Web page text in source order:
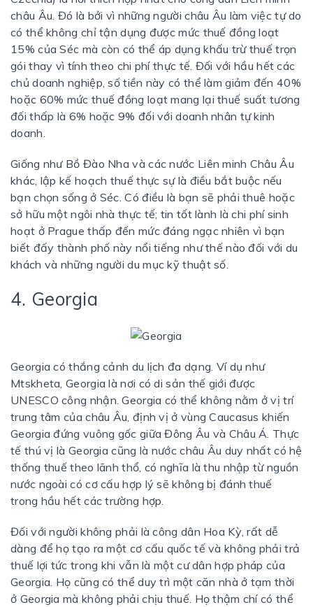
châu Âu. Đó là bởi vì những người châu Âu làm việc tự do
có thể không chỉ tận dụng được mức thuế đồng loạt
15% của Séc mà còn có thể áp dụng khấu trừ thuế trọn
gói thay vì tính theo chi phí thực tế. Đối với hầu hết các
chủ doanh nghiệp, số tiền này có thể làm giảm đến 40%
hoặc 60% mức thuế đồng loạt mang lại thuế suất tương
đối thấp là 6% hoặc 9% đối với doanh nhân tự kinh
doanh.
Giống như Bồ Đào Nha và các nước Liên minh Châu Âu
khác, lập kế hoạch thuế thực sự là điều bắt buộc nếu
bạn chọn sống ở Séc. Có điều là bạn sẽ phải thuê hoặc
sở hữu một ngôi nhà thực tế; tin tốt lành là chi phí sinh
hoạt ở Prague thấp đến mức đáng ngạc nhiên vì bạn
biết đấy thành phố này nổi tiếng như thế nào đối với du
khách và những người du mục kỹ thuật số.
4. Georgia
Georgia có thắng cảnh du lịch đa dạng. Ví dụ như
Mtskheta, Georgia là nơi có di sản thế giới được
UNESCO công nhận. Georgia có thể không nằm ở vị trí
trung tâm của châu Âu, định vị ở vùng Caucasus khiến
Georgia đứng vuông gốc giữa Đông Âu và Châu Á. Thực
tế thú vị là Georgia cũng là nước châu Âu duy nhất có hệ
thống thuế theo lãnh thổ, có nghĩa là thu nhập từ nguồn
nước ngoài có cơ cấu hợp lý sẽ không bị đánh thuế
trong hầu hết các trường hợp.
Đối với người không phải là công dân Hoa Kỳ, rất dễ
dàng để họ tạo ra một cơ cấu quốc tế và không phải trả
thuế lợi tức trong khi vẫn là một cư dân hợp pháp của
Georgia. Họ cũng có thể duy trì một căn nhà ở tạm thời
ở Georgia mà không phải chịu thuế. Họ thậm chí có thể